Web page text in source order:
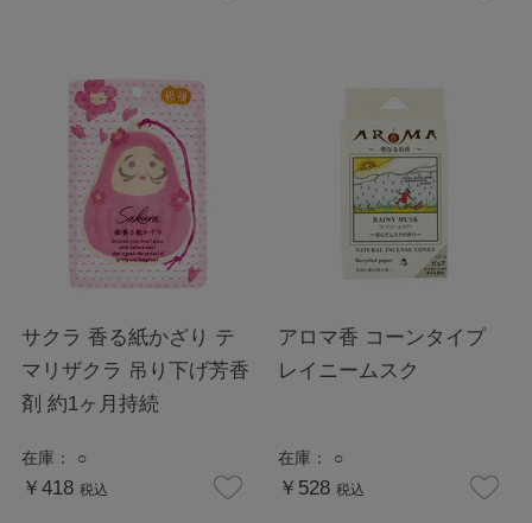
サクラ 香る紙かざり テ
マリザクラ 吊り下げ芳香
剤 約1ヶ月持続
在庫： ○
￥418 税込
アロマ香 コーンタイプ
レイニームスク
在庫： ○
￥528 税込